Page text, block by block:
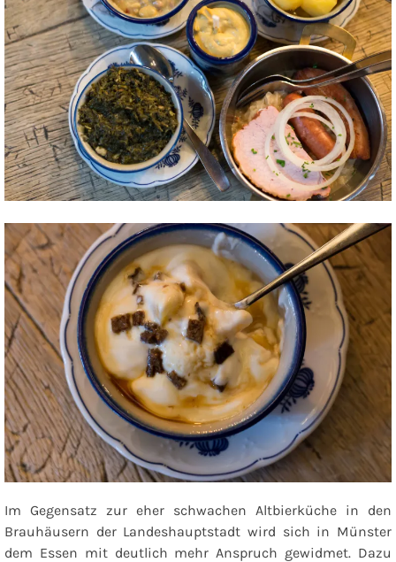
Im Gegensatz zur eher schwachen Altbierküche in den
Brauhäusern der Landeshauptstadt wird sich in Münster
dem Essen mit deutlich mehr Anspruch gewidmet. Dazu